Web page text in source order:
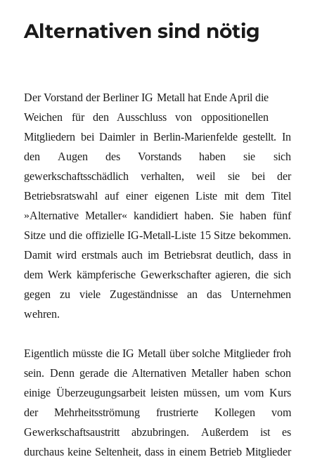
Alternativen sind nötig
Der Vorstand der Berliner IG Metall hat Ende April die
Weichen für den Ausschluss von oppositionellen
Mitgliedern bei Daimler in Berlin-Marienfelde gestellt. In
den Augen des Vorstands haben sie sich
gewerkschaftsschädlich verhalten, weil sie bei der
Betriebsratswahl auf einer eigenen Liste mit dem Titel
»Alternative Metaller« kandidiert haben. Sie haben fünf
Sitze und die offizielle IG-Metall-Liste 15 Sitze bekommen.
Damit wird erstmals auch im Betriebsrat deutlich, dass in
dem Werk kämpferische Gewerkschafter agieren, die sich
gegen zu viele Zugeständnisse an das Unternehmen
wehren.
Eigentlich müsste die IG Metall über solche Mitglieder froh
sein. Denn gerade die Alternativen Metaller haben schon
einige Überzeugungsarbeit leisten müssen, um vom Kurs
der Mehrheitsströmung frustrierte Kollegen vom
Gewerkschaftsaustritt abzubringen. Außerdem ist es
durchaus keine Seltenheit, dass in einem Betrieb Mitglieder